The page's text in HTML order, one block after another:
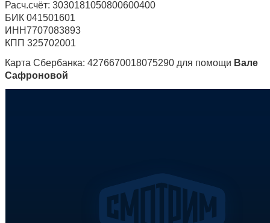
Расч.счёт: 3030181050800600400
БИК 041501601
ИНН7707083893
КПП 325702001
Карта Сбербанка: 4276670018075290 для помощи Вале
Сафроновой